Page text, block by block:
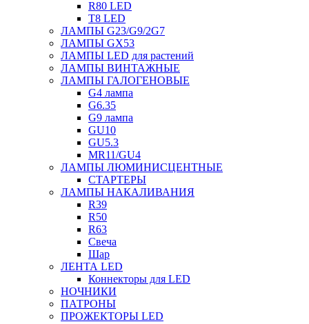
R80 LED
T8 LED
ЛАМПЫ G23/G9/2G7
ЛАМПЫ GX53
ЛАМПЫ LED для растений
ЛАМПЫ ВИНТАЖНЫЕ
ЛАМПЫ ГАЛОГЕНОВЫЕ
G4 лампа
G6.35
G9 лампа
GU10
GU5.3
MR11/GU4
ЛАМПЫ ЛЮМИНИСЦЕНТНЫЕ
СТАРТЕРЫ
ЛАМПЫ НАКАЛИВАНИЯ
R39
R50
R63
Свеча
Шар
ЛЕНТА LED
Коннекторы для LED
НОЧНИКИ
ПАТРОНЫ
ПРОЖЕКТОРЫ LED